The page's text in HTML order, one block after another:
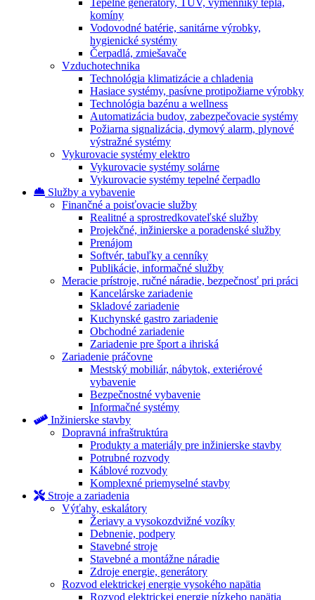
Tepelné generátory, TÚV, výmenníky tepla,
komíny
Vodovodné batérie, sanitárne výrobky,
hygienické systémy
Čerpadlá, zmiešavače
Vzduchotechnika
Technológia klimatizácie a chladenia
Hasiace systémy, pasívne protipožiarne výrobky
Technológia bazénu a wellness
Automatizácia budov, zabezpečovacie systémy
Požiarna signalizácia, dymový alarm, plynové
výstražné systémy
Vykurovacie systémy elektro
Vykurovacie systémy solárne
Vykurovacie systémy tepelné čerpadlo
Služby a vybavenie
Finančné a poisťovacie služby
Realitné a sprostredkovateľské služby
Projekčné, inžinierske a poradenské služby
Prenájom
Softvér, tabuľky a cenníky
Publikácie, informačné služby
Meracie prístroje, ručné náradie, bezpečnosť pri práci
Kancelárske zariadenie
Skladové zariadenie
Kuchynské gastro zariadenie
Obchodné zariadenie
Zariadenie pre šport a ihriská
Zariadenie práčovne
Mestský mobiliár, nábytok, exteriérové
vybavenie
Bezpečnostné vybavenie
Informačné systémy
Inžinierske stavby
Dopravná infraštruktúra
Produkty a materiály pre inžinierske stavby
Potrubné rozvody
Káblové rozvody
Komplexné priemyselné stavby
Stroje a zariadenia
Výťahy, eskalátory
Žeriavy a vysokozdvižné vozíky
Debnenie, podpery
Stavebné stroje
Stavebné a montážne náradie
Zdroje energie, generátory
Rozvod elektrickej energie vysokého napätia
Rozvod elektrickej energie nízkeho napätia